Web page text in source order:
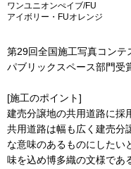
ワンユニオンぺイブ/FU
アイボリー・FUオレンジ
第29回全国施工写真コンテ
パブリックスペース部門受
[施工のポイント]
建売分譲地の共用道路に採
共用道路は幅も広く建売分
な意味のあるものにしたい
味を込め博多織の文様であ